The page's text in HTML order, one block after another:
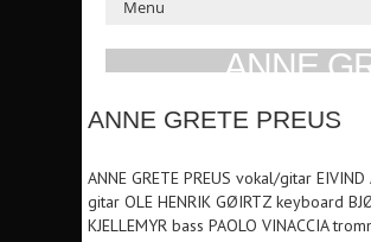
ANNE
TOR 3. OKT 1991 KL:
ANNE GRETE PREUS
ANNE GRETE PREUS vokal/gitar EIVIND
gitar OLE HENRIK GØIRTZ keyboard
KJELLEMYR bass PAOLO VINACCIA